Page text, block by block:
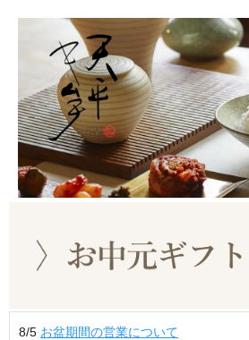
8/5 お盆期間の営業について